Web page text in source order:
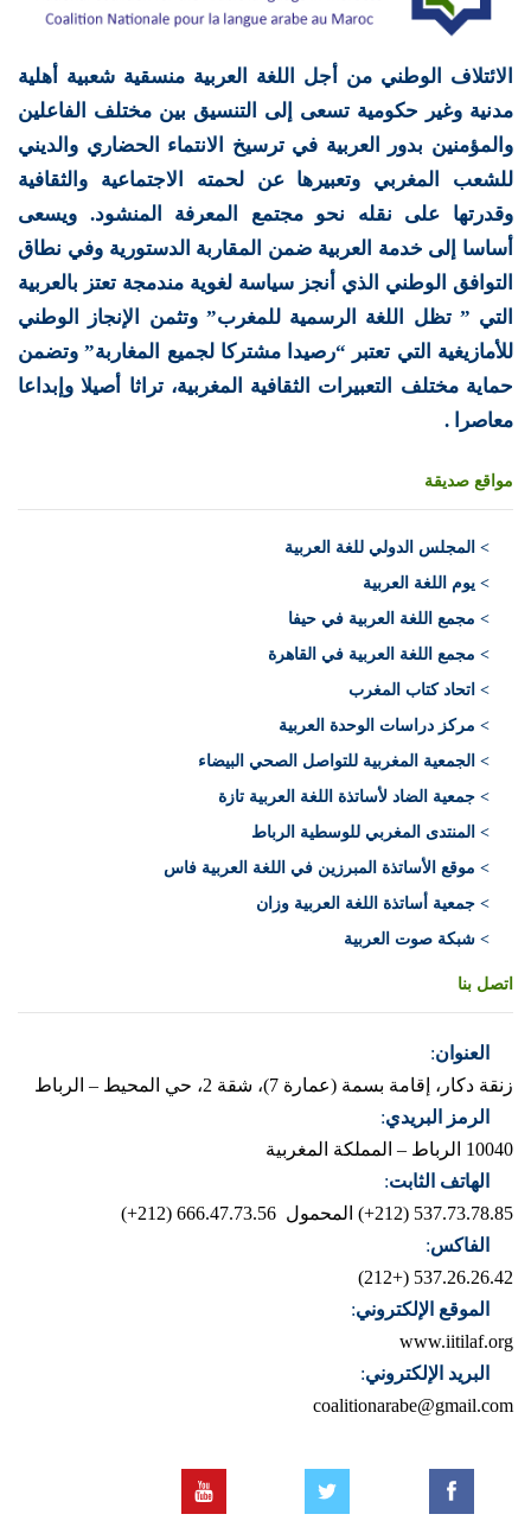
الائتلاف الوطني من أجل اللغة العربية منسقية شعبية أهلية
مدنية وغير حكومية تسعى إلى التنسيق بين مختلف الفاعلين
والمؤمنين بدور العربية في ترسيخ الانتماء الحضاري والديني
للشعب المغربي وتعبيرها عن لحمته الاجتماعية والثقافية
وقدرتها على نقله نحو مجتمع المعرفة المنشود. ويسعى
أساسا إلى خدمة العربية ضمن المقاربة الدستورية وفي نطاق
التوافق الوطني الذي أنجز سياسة لغوية مندمجة تعتز بالعربية
التي ” تظل اللغة الرسمية للمغرب” وتثمن الإنجاز الوطني
للأمازيغية التي تعتبر “رصيدا مشتركا لجميع المغاربة” وتضمن
حماية مختلف التعبيرات الثقافية المغربية، تراثا أصيلا وإبداعا
معاصرا .
مواقع صديقة
> المجلس الدولي للغة العربية
> يوم اللغة العربية
> مجمع اللغة العربية في حيفا
> مجمع اللغة العربية في القاهرة
> اتحاد كتاب المغرب
> مركز دراسات الوحدة العربية
> الجمعية المغربية للتواصل الصحي البيضاء
> جمعية الضاد لأساتذة اللغة العربية تازة
> المنتدى المغربي للوسطية الرباط
> موقع الأساتذة المبرزين في اللغة العربية فاس
> جمعية أساتذة اللغة العربية وزان
> شبكة صوت العربية
اتصل بنا
العنوان:
زنقة دكار، إقامة بسمة (عمارة 7)، شقة 2، حي المحيط – الرباط
الرمز البريدي:
10040 الرباط – المملكة المغربية
الهاتف الثابت:
537.73.78.85 (212+)
المحمول 666.47.73.56 (212+)
الفاكس:
537.26.26.42 (+212)
الموقع الإلكتروني:
www.iitilaf.org
البريد الإلكتروني:
coalitionarabe@gmail.com